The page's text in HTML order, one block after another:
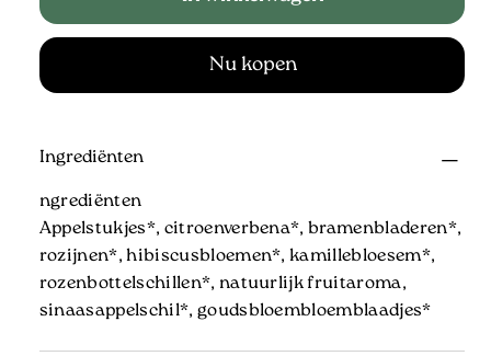
Nu kopen
Ingrediënten
ngrediënten
Appelstukjes*, citroenverbena*, bramenbladeren*,
rozijnen*, hibiscusbloemen*, kamillebloesem*,
rozenbottelschillen*, natuurlijk fruitaroma,
sinaasappelschil*, goudsbloembloemblaadjes*